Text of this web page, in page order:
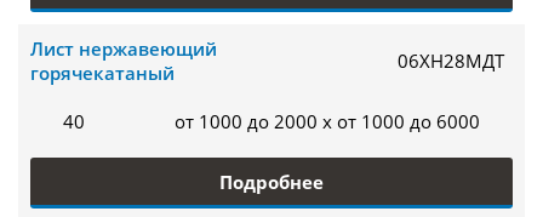
Лист нержавеющий
горячекатаный
06ХН28МДТ
40 от 1000 до 2000 x от 1000 до 6000
Подробнее